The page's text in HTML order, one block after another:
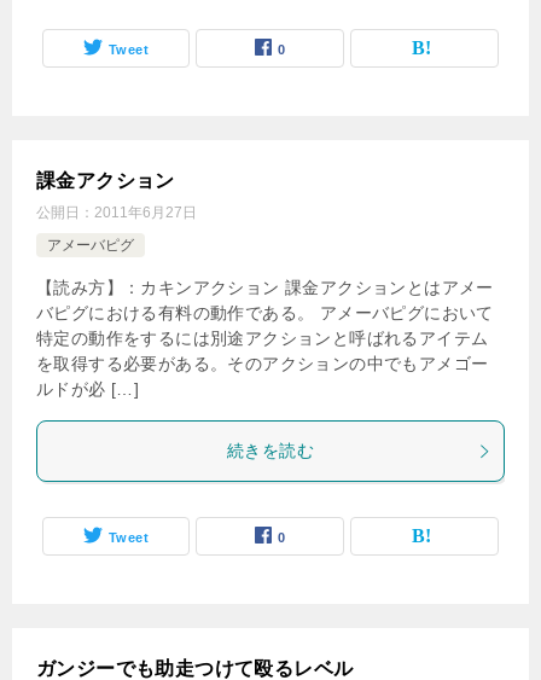
Tweet 0
課金アクション
公開日： 2011年6月27日
アメーバピグ
【読み方】：カキンアクション 課金アクションとはアメー
バピグにおける有料の動作である。 アメーバピグにおいて
特定の動作をするには別途アクションと呼ばれるアイテム
を取得する必要がある。そのアクションの中でもアメゴー
ルドが必 […]
続きを読む
Tweet 0
ガンジーでも助走つけて殴るレベル